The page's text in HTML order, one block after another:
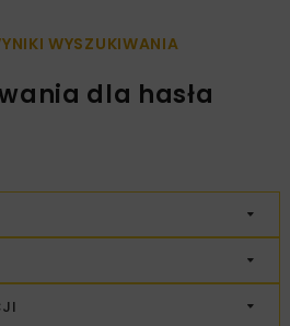
WYSZUKIWANIA
dla hasła